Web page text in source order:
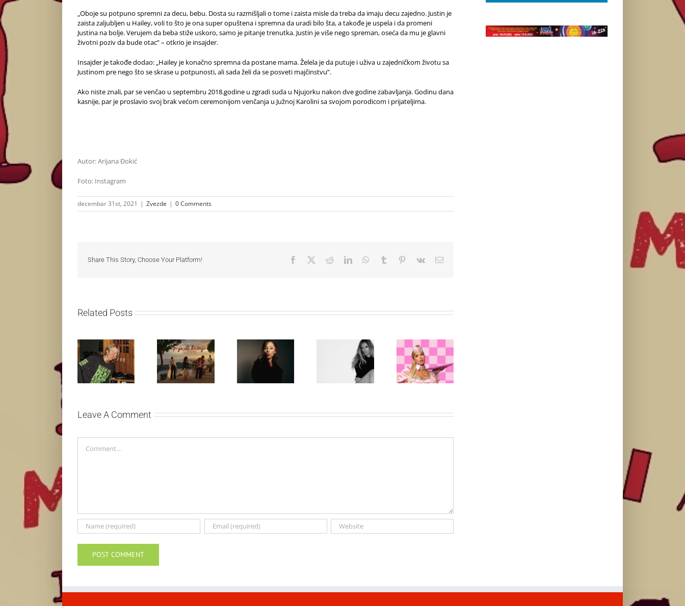
„Oboje su potpuno spremni za decu, bebu. Dosta su razmišljali o tome i zaista misle da treba da imaju decu zajedno. Justin je
zaista zaljubljen u Hailey, voli to što je ona super opuštena i spremna da uradi bilo šta, a takođe je uspela i da promeni
Justina na bolje. Verujem da beba stiže uskoro, samo je pitanje trenutka. Justin je više nego spreman, oseća da mu je glavni
životni poziv da bude otac” – otkrio je insajder.
Insajder je takođe dodao: „Hailey je konačno spremna da postane mama. Želela je da putuje i uživa u zajedničkom životu sa
Justinom pre nego što se skrase u potpunosti, ali sada želi da se posveti majčinstvu”.
Ako niste znali, par se venčao u septembru 2018.godine u zgradi suda u Njujorku nakon dve godine zabavljanja. Godinu dana
kasnije, par je proslavio svoj brak većom ceremonijom venčanja u Južnoj Karolini sa svojom porodicom i prijateljima.
Autor: Arijana Đokić
Foto: Instagram
decembar 31st, 2021 | Zvezde | 0 Comments
Share This Story, Choose Your Platform! Facebook RedditLinkedInWhatsApp
Tumblr Pinterest
Vk Email
Related Posts
Ellie Goulding
otkriva nežniju
stranu novim
Silente
objavio novi
Ariana Grande
objavila singl
„Matadora“ i
najavila novi
album „No Me
Paris Hilton
ponovo u ulozi
„Gloss Boss“
u kampanji
NYX
Know“
Leave A Comment